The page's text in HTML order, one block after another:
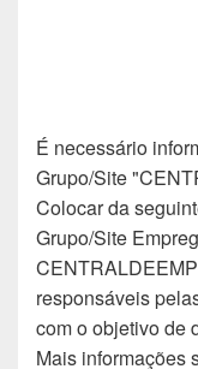
É necessário
Grupo/Site
Colocar da
Grupo/Site
responsáveis
com o objetivo de
Mais informações